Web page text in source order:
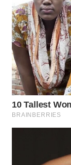
SELATAN
WN
TANJUNG
LESUNG
WN
KARO
WN
LABUHANBATU